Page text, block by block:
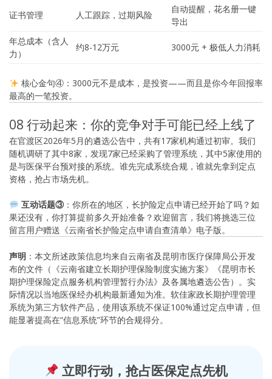
证书管理 人工跟踪，过期风险
自动提醒，花名册一键
导出
年总成本（含人
力）
约8-12万元 3000元 + 极低人力消耗
核心金句④：3000元不是成本，是投资——而且是你今年回报率
最高的一笔投资。
08 行动起来：你的竞争对手可能已经上线了
在官渡区2026年5月的遴选公告中，共有17家机构通过初审。我们
随机调研了其中8家，发现7家已经采购了管理系统，其中5家使用的
是与医保平台预对接的系统。谁先完成系统合规，谁就先拿到定点
资格，抢占市场先机。
互动话题③：你所在的地区，长护险定点申请已经开始了吗？如
果还没有，你打算提前多久开始准备？欢迎留言，我们将挑选三位
留言用户赠送《云南省长护险定点申请自查清单》电子版。
声明 ：本文所述政策信息均来自云南省及昆明市医疗保障局公开发
布的文件（《云南省建立长期护理保险制度实施方案》《昆明市长
期护理保险定点服务机构管理暂行办法》及各属地遴选公告）。实
际情况以当地医保经办机构最新通知为准。软佳家政长期护理管理
系统为第三方软件产品，使用该系统不保证100%通过定点申请，但
能显著提高在“信息系统”环节的合规得分。
立即行动，抢占医保定点先机